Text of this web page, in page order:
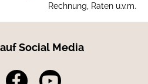
Rechnung, Raten u.v.m.
Social Media